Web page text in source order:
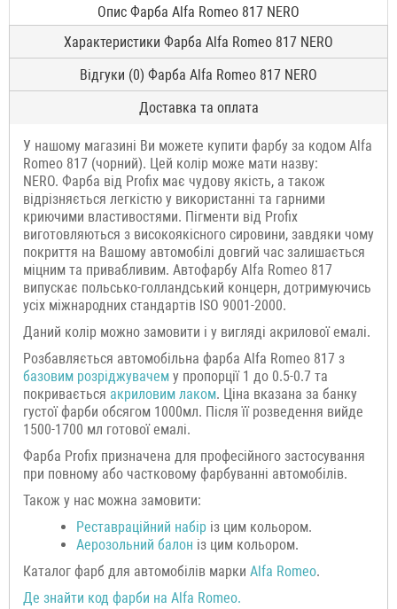
Опис Фарба Alfa Romeo 817 NERO
Характеристики Фарба Alfa Romeo 817 NERO
Відгуки (0) Фарба Alfa Romeo 817 NERO
Доставка та оплата
У нашому магазині Ви можете купити фарбу за кодом Alfa
Romeo 817 (чорний). Цей колір може мати назву:
NERO. Фарба від Profix має чудову якість, а також
відрізняється легкістю у використанні та гарними
криючими властивостями. Пігменти від Profix
виготовляються з високоякісного сировини, завдяки чому
покриття на Вашому автомобілі довгий час залишається
міцним та привабливим. Автофарбу Alfa Romeo 817
випускає польсько-голландський концерн, дотримуючись
усіх міжнародних стандартів ISO 9001-2000.
Даний колір можно замовити і у вигляді акрилової емалі.
Розбавляється автомобільна фарба Alfa Romeo 817 з
базовим розріджувачем у пропорції 1 до 0.5-0.7 та
покривається акриловим лаком. Ціна вказана за банку
густої фарби обсягом 1000мл. Після її розведення вийде
1500-1700 мл готової емалі.
Фарба Profix призначена для професійного застосування
при повному або частковому фарбуванні автомобілів.
Також у нас можна замовити:
Реставраційний набір із цим кольором.
Аерозольний балон із цим кольором.
Каталог фарб для автомобілів марки Alfa Romeo.
Де знайти код фарби на Alfa Romeo.